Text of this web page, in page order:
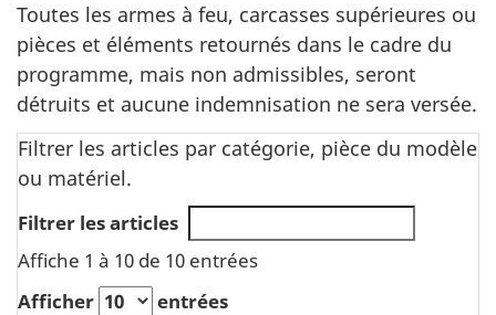
Toutes les armes à feu, carcasses supérieures ou
pièces et éléments retournés dans le cadre du
programme, mais non admissibles, seront
détruits et aucune indemnisation ne sera versée.
Filtrer les articles par catégorie, pièce du modèle
ou matériel.
Filtrer les articles
Affiche 1 à 10 de 10 entrées
Afficher
entrées